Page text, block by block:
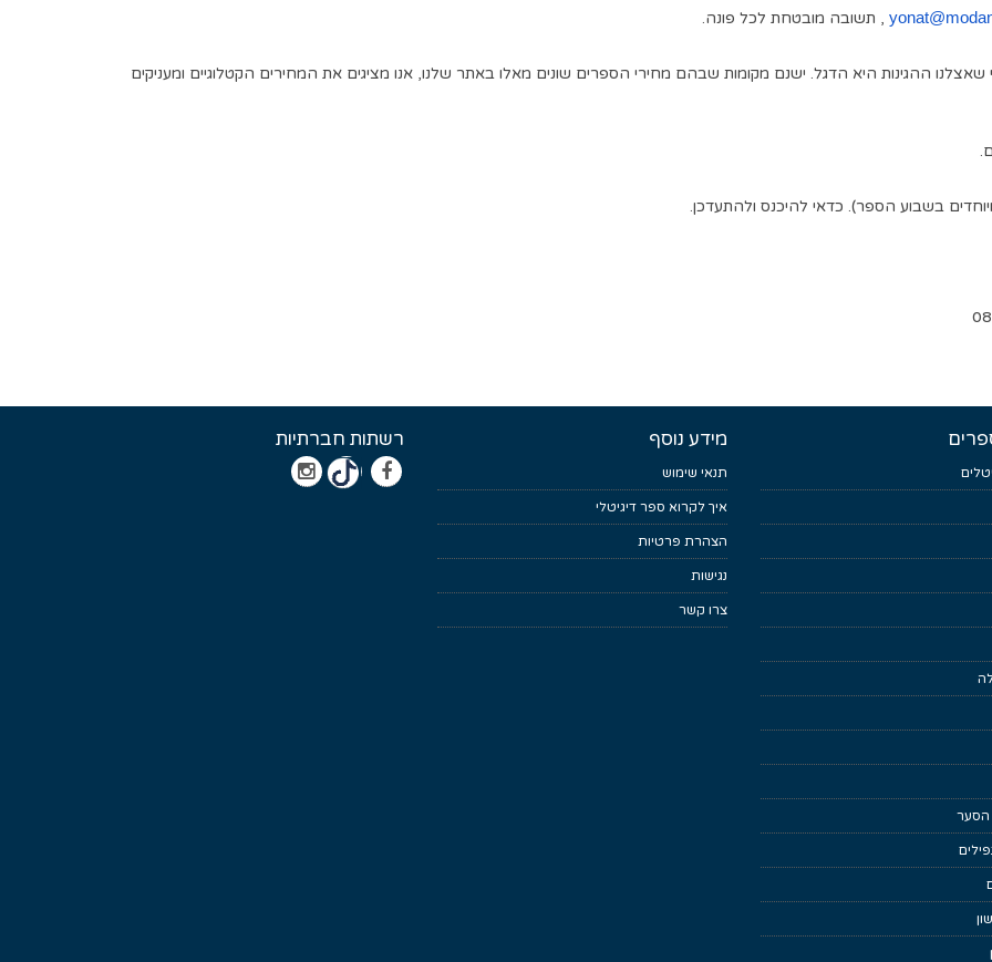
, תשובה מובטחת לכל פונה.
שאצלנו ההגינות היא הדגל. ישנם מקומות שבהם מחירי הספרים שונים מאלו באתר שלנו, אנו מציגים את המחירים הקטלוגיים ומעניקים
.
בשבוע הספר). כדאי להיכנס ולהתעדכן.
הסער
מידע נוסף
תנאי שימוש
איך לקרוא ספר דיגיטלי
הצהרת פרטיות
נגישות
צרו קשר
רשתות חברתיות